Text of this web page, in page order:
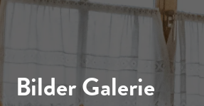
Bilder Galerie